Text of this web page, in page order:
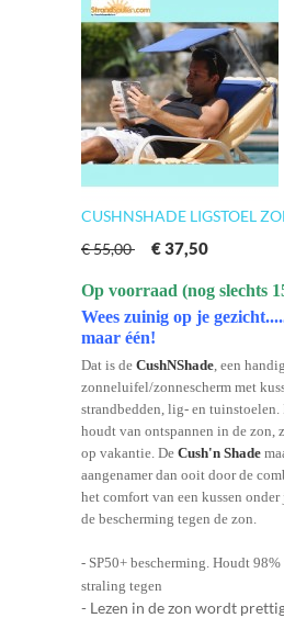
CUSHNSHADE LIGSTOEL
€ 55,00
€ 37,50
Op voorraad (nog slechts
Wees zuinig op je
maar één!
Dat is de CushNShade , een
zonneluifel/zonnescherm met
strandbedden, lig- en tuinstoelen.
houdt van ontspannen in de zon,
op vakantie. De Cush'n Shade
aangenamer dan ooit door de
het comfort van een kussen onder
de bescherming tegen de zon.
- SP50+ bescherming. Houdt
straling tegen
- Lezen in de zon wordt